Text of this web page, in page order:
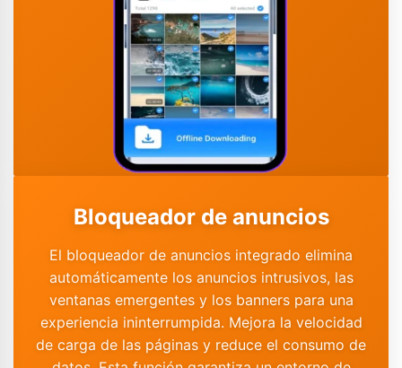
Bloqueador de anuncios
El bloqueador de anuncios integrado elimina
automáticamente los anuncios intrusivos, las
ventanas emergentes y los banners para una
experiencia ininterrumpida. Mejora la velocidad
de carga de las páginas y reduce el consumo de